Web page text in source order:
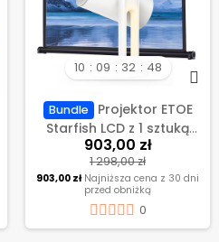
10 09 32 48
Bundle Projektor ETOE
Starfish LCD z 1 sztuką
50-calowego regulacja
w górę i w dół ekranu
projekcyjnego ETOE
903,00 zł
1 298,00 zł
903,00 złNajniższa cena z 30 dni
przed obniżką
0